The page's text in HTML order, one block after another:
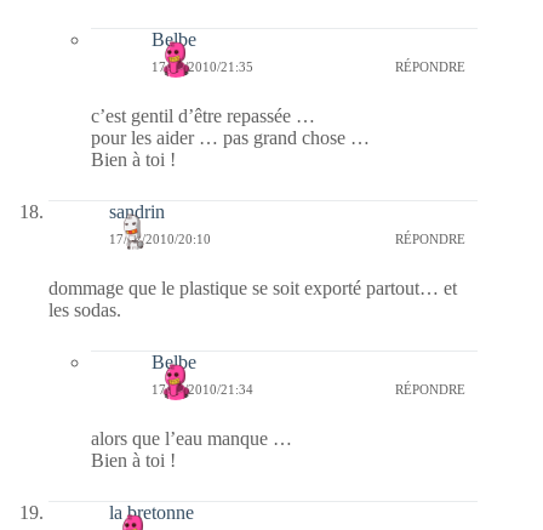
Belbe
17/02/2010/21:35 RÉPONDRE
c’est gentil d’être repassée …
pour les aider … pas grand chose …
Bien à toi !
sandrin
17/02/2010/20:10 RÉPONDRE
dommage que le plastique se soit exporté partout… et
les sodas.
Belbe
17/02/2010/21:34 RÉPONDRE
alors que l’eau manque …
Bien à toi !
la bretonne